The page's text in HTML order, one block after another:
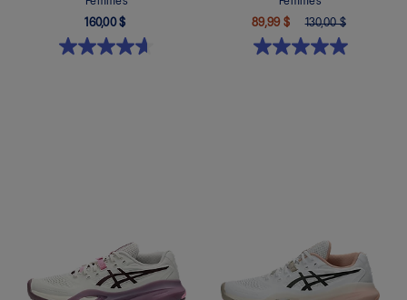
160,00 $
89,99 $
130,00 $